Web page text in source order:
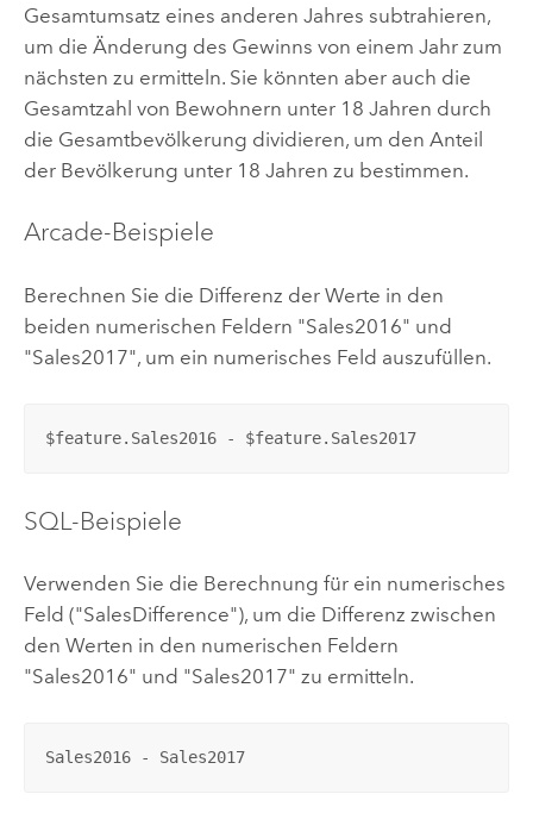
Gesamtumsatz eines anderen Jahres subtrahieren,
um die Änderung des Gewinns von einem Jahr zum
nächsten zu ermitteln. Sie könnten aber auch die
Gesamtzahl von Bewohnern unter 18 Jahren durch
die Gesamtbevölkerung dividieren, um den Anteil
der Bevölkerung unter 18 Jahren zu bestimmen.
Arcade-Beispiele
Berechnen Sie die Differenz der Werte in den
beiden numerischen Feldern "Sales2016" und
"Sales2017", um ein numerisches Feld auszufüllen.
$feature.Sales2016 - $feature.Sales2017
SQL-Beispiele
Verwenden Sie die Berechnung für ein numerisches
Feld ("SalesDifference"), um die Differenz zwischen
den Werten in den numerischen Feldern
"Sales2016" und "Sales2017" zu ermitteln.
Sales2016 - Sales2017